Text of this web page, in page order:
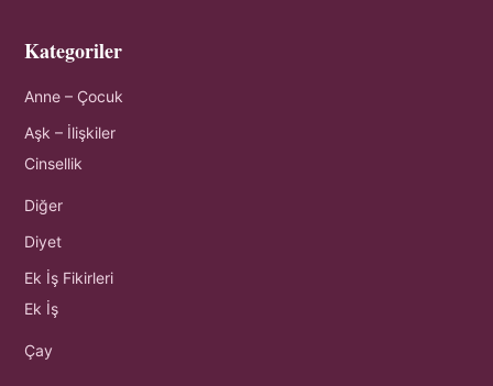
Kategoriler
Anne – Çocuk
Aşk – İlişkiler
Cinsellik
Diğer
Diyet
Ek İş Fikirleri
Ek İş
Çay